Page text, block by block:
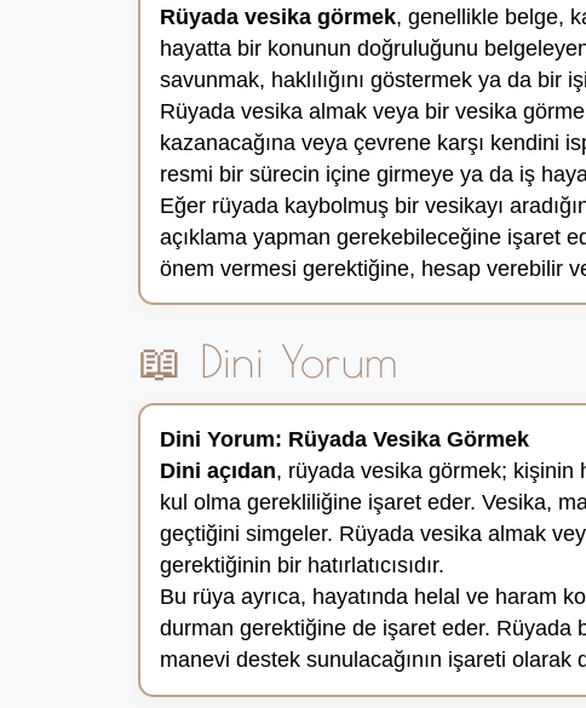
Rüyada vesika görmek, genellikle belge,
hayatta bir konunun doğruluğunu
savunmak, haklılığını göstermek ya da
Rüyada vesika almak veya bir vesika
kazanacağına veya çevrene karşı kendini
resmi bir sürecin içine girmeye ya da iş
Eğer rüyada kaybolmuş bir vesikayı
açıklama yapman gerekebileceğine işaret
önem vermesi gerektiğine, hesap verebilir
📖 Dini Yorum
Dini Yorum: Rüyada Vesika Görmek
Dini açıdan, rüyada vesika görmek; kişinin
kul olma gerekliliğine işaret eder. Vesika,
geçtiğini simgeler. Rüyada vesika almak
gerektiğinin bir hatırlatıcısıdır.
Bu rüya ayrıca, hayatında helal ve haram
durman gerektiğine de işaret eder. Rüyada
manevi destek sunulacağının işareti olarak